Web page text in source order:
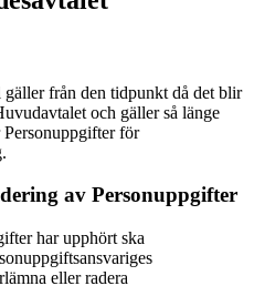
från den tidpunkt då det blir
och gäller så länge
för
av Personuppgifter
har upphört ska
eller radera